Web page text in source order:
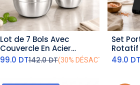
ajouter au panier
Lot de 7 Bols Avec
Couvercle En Acier
inoxydable
99.0 DT142.0DT(30% DÉSACTIVÉ)
Set
Rotatif
49.0